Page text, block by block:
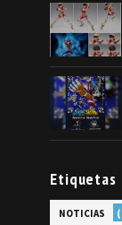
Etiquetas
NOTICIAS